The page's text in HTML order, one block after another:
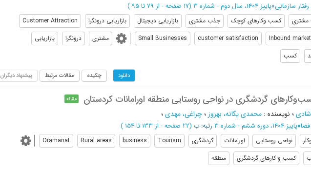
سازمانی»پاییز 1404، سال دوم - شماره 3 (‎17 صفحه - از 79 تا 95 )
مشتری کسب وکارهای کوچک ﺟﺬب ﻣﺸﺘﺮی بازاریابی دیجیتال بازاریابی درونگرا
Customer Attraction
Inbound
customer satisfaction
Small Businesses مشتری درونگرا
بازاریابی
کسب
دانلود چکیده مقالات مرتبط پیشنهاد دیگران
گردشگری در نواحی روستایی منطقه اورامانات کردستان مقاله
شادی؛ نویسنده : محمدی یگانه، بهروز ؛چراغی، مهدی؛
»پاییز 1404، دوره ششم - شماره 3 رتبه: ب (‎22 صفحه - از 133 تا 154 )
نواحی روستایی اورامانات گردشگری Tourism
business
Rural areas
Oramanat
کسب و کارهای گردشگری منطقه